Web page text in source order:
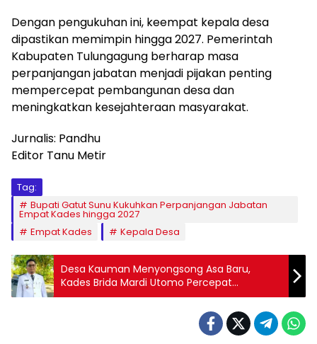
Dengan pengukuhan ini, keempat kepala desa
dipastikan memimpin hingga 2027. Pemerintah
Kabupaten Tulungagung berharap masa
perpanjangan jabatan menjadi pijakan penting
mempercepat pembangunan desa dan
meningkatkan kesejahteraan masyarakat.
Jurnalis: Pandhu
Editor Tanu Metir
Tag:
Bupati Gatut Sunu Kukuhkan Perpanjangan Jabatan
Empat Kades hingga 2027
Empat Kades
Kepala Desa
Desa Kauman Menyongsong Asa Baru,
Kades Brida Mardi Utomo Percepat
Pembangunan dan Pelayanan Warga